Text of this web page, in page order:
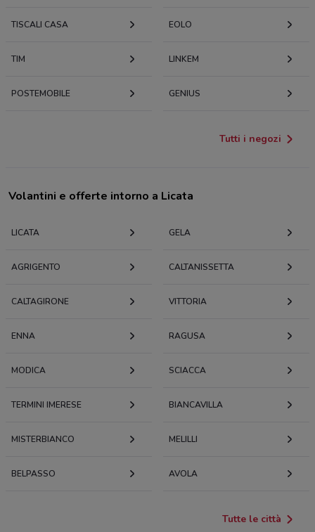
TISCALI CASA EOLO
TIM LINKEM
POSTEMOBILE GENIUS
Tutti i negozi
Volantini e offerte intorno a Licata
LICATA GELA
AGRIGENTO CALTANISSETTA
CALTAGIRONE VITTORIA
ENNA RAGUSA
MODICA SCIACCA
TERMINI IMERESE BIANCAVILLA
MISTERBIANCO MELILLI
BELPASSO AVOLA
Tutte le città